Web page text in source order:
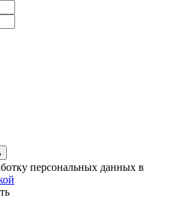
персональных данных в